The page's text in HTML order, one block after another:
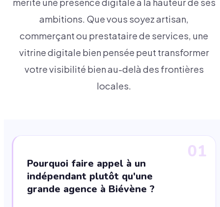
mérite une présence digitale à la hauteur de ses
ambitions. Que vous soyez artisan,
commerçant ou prestataire de services, une
vitrine digitale bien pensée peut transformer
votre visibilité bien au-delà des frontières
locales.
01
Pourquoi faire appel à un
indépendant plutôt qu'une
grande agence à Biévène ?